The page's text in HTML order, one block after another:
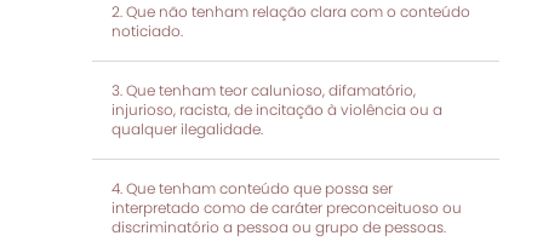
Que não tenham relação clara com o conteúdo
noticiado.
Que tenham teor calunioso, difamatório,
injurioso, racista, de incitação à violência ou a
qualquer ilegalidade.
Que tenham conteúdo que possa ser
interpretado como de caráter preconceituoso ou
discriminatório a pessoa ou grupo de pessoas.